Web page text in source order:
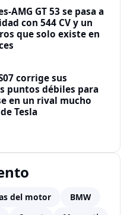
AMG GT 53 se pasa a
con 544 CV y un
que solo existe en
corrige sus
puntos débiles para
en un rival mucho
Tesla
del motor
BMW